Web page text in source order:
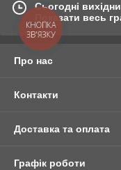
Сьогодні
Показати весь
Про нас
Контакти
Доставка та оплата
Графік роботи
КНОПКА
ЗВ'ЯЗКУ